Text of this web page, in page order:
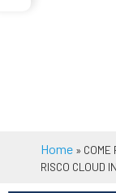
Home » COME
RISCO CLOUD